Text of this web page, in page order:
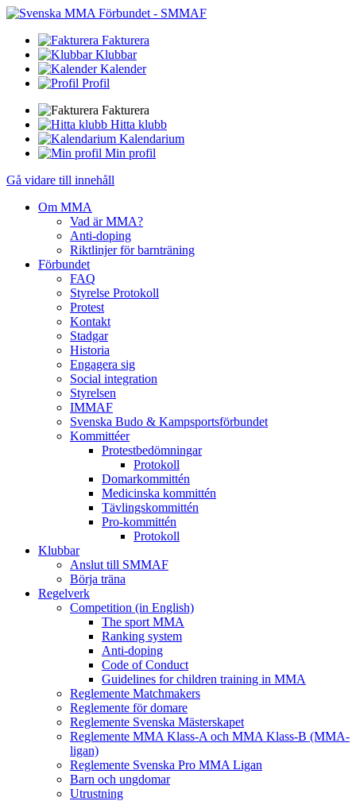
Fakturera
Klubbar
Kalender
Profil
Fakturera
Hitta klubb
Kalendarium
Min profil
Gå vidare till innehåll
Om MMA
Vad är MMA?
Anti-doping
Riktlinjer för barnträning
Förbundet
FAQ
Styrelse Protokoll
Protest
Kontakt
Stadgar
Historia
Engagera sig
Social integration
Styrelsen
IMMAF
Svenska Budo & Kampsportsförbundet
Kommittéer
Protestbedömningar
Protokoll
Domarkommittén
Medicinska kommittén
Tävlingskommittén
Pro-kommittén
Protokoll
Klubbar
Anslut till SMMAF
Börja träna
Regelverk
Competition (in English)
The sport MMA
Ranking system
Anti-doping
Code of Conduct
Guidelines for children training in MMA
Reglemente Matchmakers
Reglemente för domare
Reglemente Svenska Mästerskapet
Reglemente MMA Klass-A och MMA Klass-B (MMA-
ligan)
Reglemente Svenska Pro MMA Ligan
Barn och ungdomar
Utrustning